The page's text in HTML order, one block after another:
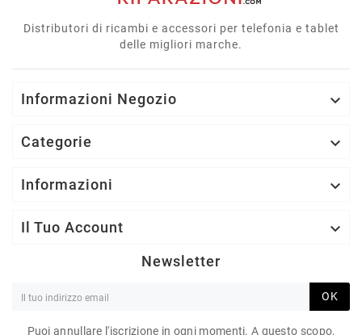
Distributori di ricambi e accessori per telefonia e tablet
delle migliori marche.
Informazioni Negozio 
Categorie 
Informazioni 
Il Tuo Account 
Newsletter
OK
Puoi annullare l'iscrizione in ogni momenti. A questo scopo,